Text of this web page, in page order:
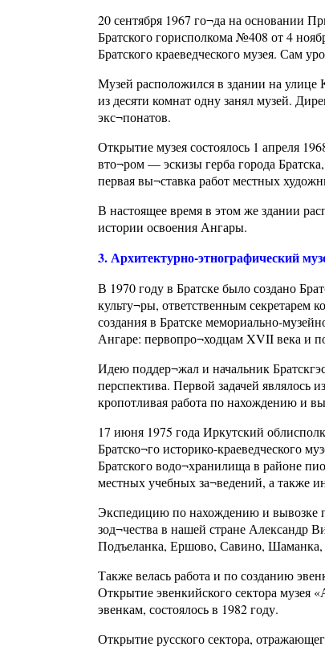
20 сентября 1967 го¬да на основании
Братского горисполкома №408 от 4
Братского краеведческого музея. Сам
Музей расположился в здании на улице
из десяти комнат одну занял музей.
экс¬понатов.
Открытие музея состоялось 1 апреля
вто¬ром — эскизы герба города
первая вы¬ставка работ местных
В настоящее время в этом же здании
истории освоения Ангары.
3. Архитектурно-этнографический
В 1970 году в Братске было создано
культу¬ры, ответственным секретарем
создания в Братске мемориально-
Ангаре: первопро¬ходцам XVII века и
Идею поддер¬жал и начальник
перспектива. Первой задачей являлось
кропотливая работа по нахождению и
17 июня 1975 года Иркутский
Братско¬го историко-краеведческого
Братского водо¬хранилища в районе
местных учебных за¬ведений, а также
Экспедицию по нахождению и вывозке
зод¬чества в нашей стране Александр
Подъеланка, Ершово, Савино, Шаманка,
Также велась работа и по созданию
Открытие эвенкийского сектора музея
эвенкам, состоялось в 1982 году.
Открытие русского сектора,